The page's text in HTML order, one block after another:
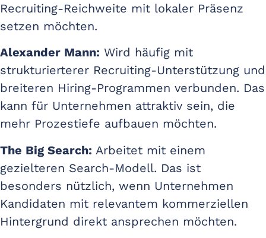
Recruiting-Reichweite mit lokaler Präsenz
setzen möchten.
Alexander Mann: Wird häufig mit
strukturierterer Recruiting-Unterstützung und
breiteren Hiring-Programmen verbunden. Das
kann für Unternehmen attraktiv sein, die
mehr Prozestiefe aufbauen möchten.
The Big Search: Arbeitet mit einem
gezielteren Search-Modell. Das ist
besonders nützlich, wenn Unternehmen
Kandidaten mit relevantem kommerziellen
Hintergrund direkt ansprechen möchten.